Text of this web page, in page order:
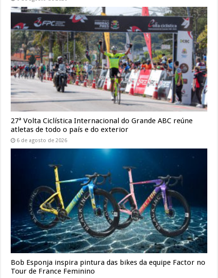
27ª Volta Ciclística Internacional do Grande ABC reúne
atletas de todo o país e do exterior
6 de agosto de 2026
Bob Esponja inspira pintura das bikes da equipe Factor no
Tour de France Feminino